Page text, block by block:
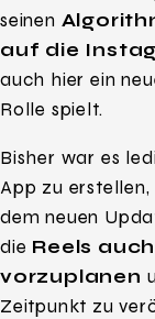
seinen
auf die
auch hier ein
Rolle spielt.
Bisher war es
App zu
dem neuen
die Reels
vorzuplanen
Zeitpunkt zu